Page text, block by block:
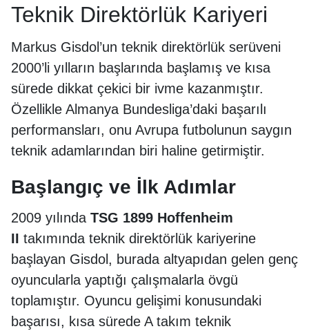
Teknik Direktörlük Kariyeri
Markus Gisdol’un teknik direktörlük serüveni
2000’li yılların başlarında başlamış ve kısa
sürede dikkat çekici bir ivme kazanmıştır.
Özellikle Almanya Bundesliga’daki başarılı
performansları, onu Avrupa futbolunun saygın
teknik adamlarından biri haline getirmiştir.
Başlangıç ve İlk Adımlar
2009 yılında TSG 1899 Hoffenheim
II takımında teknik direktörlük kariyerine
başlayan Gisdol, burada altyapıdan gelen genç
oyuncularla yaptığı çalışmalarla övgü
toplamıştır. Oyuncu gelişimi konusundaki
başarısı, kısa sürede A takım teknik